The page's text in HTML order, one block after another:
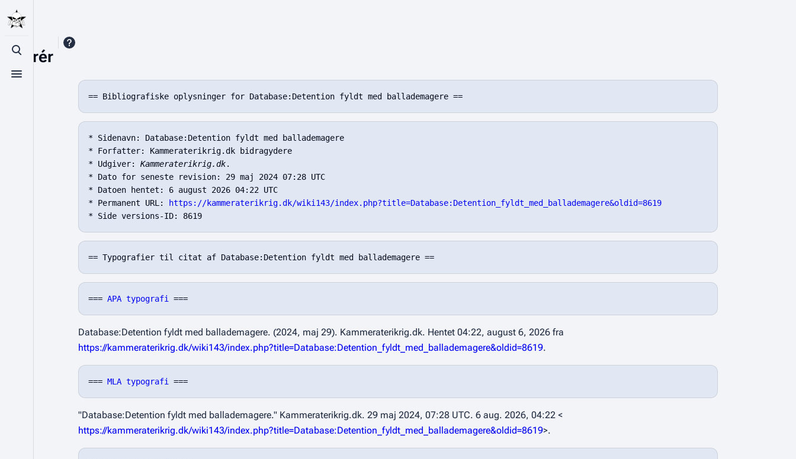
Toggle search
Toggle menu
Referér
* Sidenavn: Database:Detention fyldt med ballademagere
* Forfatter: Kammeraterikrig.dk bidragydere
* Udgiver: Kammeraterikrig.dk.
* Dato for seneste revision: 29 maj 2024 07:28 UTC
* Datoen hentet: 6 august 2026 04:22 UTC
* Permanent URL:
https://kammeraterikrig.dk/wiki143/index.php?title=Database:Detention_fyldt_med_ballademagere&oldid=8619
=== APA typografi
Database:Detention fyldt med ballademagere. (2024, maj 29). Kammeraterikrig.dk. Hentet 04:22, august 6, 2026 fra
https://kammeraterikrig.dk/wiki143/index.php?title=Database:Detention_fyldt_med_ballademagere&oldid=8619.
=== MLA typografi
"Database:Detention fyldt med ballademagere." Kammeraterikrig.dk. 29 maj 2024, 07:28 UTC. 6 aug. 2026, 04:22 <
https://kammeraterikrig.dk/wiki143/index.php?title=Database:Detention_fyldt_med_ballademagere&oldid=8619>.